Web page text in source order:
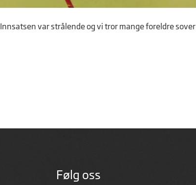
Innsatsen var strålende og vi tror mange foreldre sover
Følg oss